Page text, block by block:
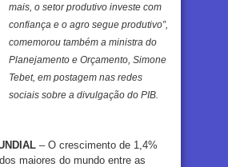
mais, o setor produtivo investe com
confiança e o agro segue produtivo”,
comemorou também a ministra do
Planejamento e Orçamento, Simone
Tebet, em postagem nas redes
sociais sobre a divulgação do PIB.
– O crescimento de 1,4%
maiores do mundo entre as